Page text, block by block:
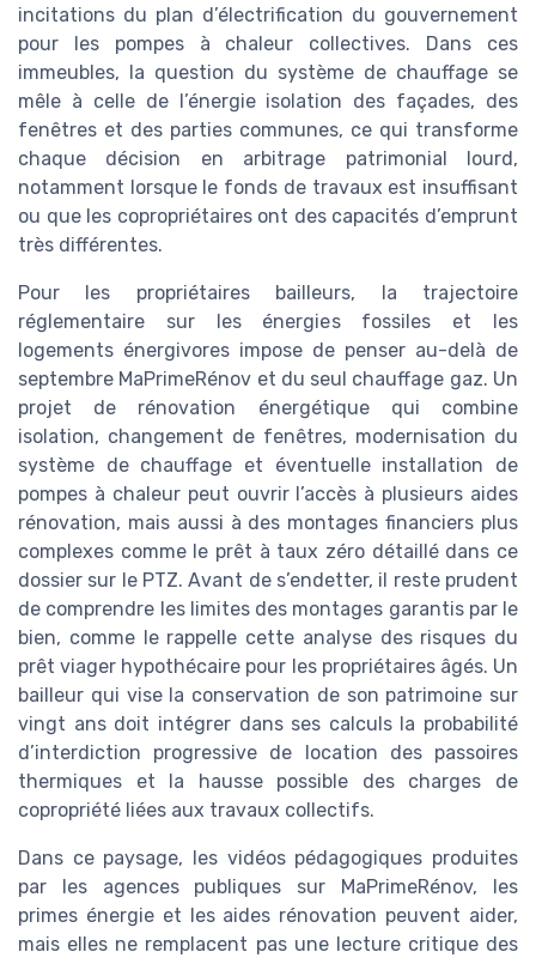
incitations du plan d’électrification du gouvernement
pour les pompes à chaleur collectives. Dans ces
immeubles, la question du système de chauffage se
mêle à celle de l’énergie isolation des façades, des
fenêtres et des parties communes, ce qui transforme
chaque décision en arbitrage patrimonial lourd,
notamment lorsque le fonds de travaux est insuffisant
ou que les copropriétaires ont des capacités d’emprunt
très différentes.
Pour les propriétaires bailleurs, la trajectoire
réglementaire sur les énergies fossiles et les
logements énergivores impose de penser au-delà de
septembre MaPrimeRénov et du seul chauffage gaz. Un
projet de rénovation énergétique qui combine
isolation, changement de fenêtres, modernisation du
système de chauffage et éventuelle installation de
pompes à chaleur peut ouvrir l’accès à plusieurs aides
rénovation, mais aussi à des montages financiers plus
complexes comme le prêt à taux zéro détaillé dans ce
dossier sur le PTZ. Avant de s’endetter, il reste prudent
de comprendre les limites des montages garantis par le
bien, comme le rappelle cette analyse des risques du
prêt viager hypothécaire pour les propriétaires âgés. Un
bailleur qui vise la conservation de son patrimoine sur
vingt ans doit intégrer dans ses calculs la probabilité
d’interdiction progressive de location des passoires
thermiques et la hausse possible des charges de
copropriété liées aux travaux collectifs.
Dans ce paysage, les vidéos pédagogiques produites
par les agences publiques sur MaPrimeRénov, les
primes énergie et les aides rénovation peuvent aider,
mais elles ne remplacent pas une lecture critique des